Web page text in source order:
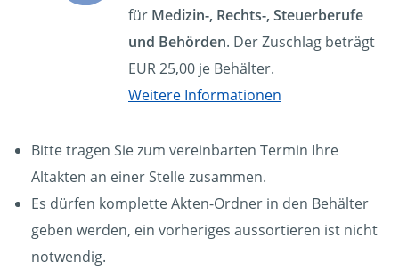
für Medizin-, Rechts-, Steuerberufe
und Behörden. Der Zuschlag beträgt
EUR 25,00 je Behälter.
Weitere Informationen
Bitte tragen Sie zum vereinbarten Termin Ihre
Altakten an einer Stelle zusammen.
Es dürfen komplette Akten-Ordner in den Behälter
geben werden, ein vorheriges aussortieren ist nicht
notwendig.